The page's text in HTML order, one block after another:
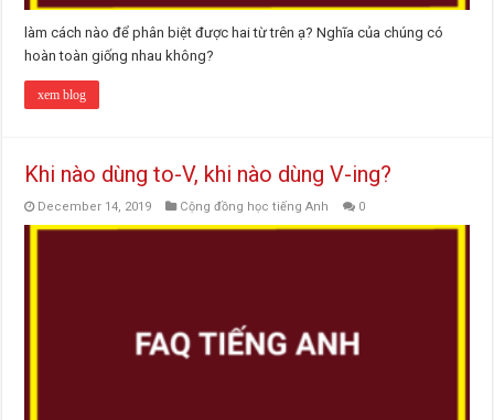
làm cách nào để phân biệt được hai từ trên ạ? Nghĩa của chúng có
hoàn toàn giống nhau không?
xem blog
Khi nào dùng to-V, khi nào dùng V-ing?
December 14, 2019 Cộng đồng học tiếng Anh 0